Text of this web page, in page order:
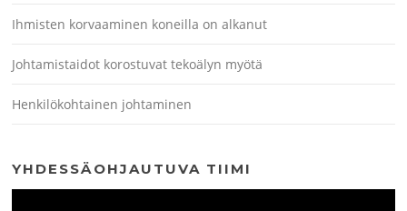
Ihmisten korvaaminen koneilla on alkanut
Johtamistaidot korostuvat tekoälyn myötä
Henkilökohtainen johtaminen
YHDESSÄOHJAUTUVA TIIMI